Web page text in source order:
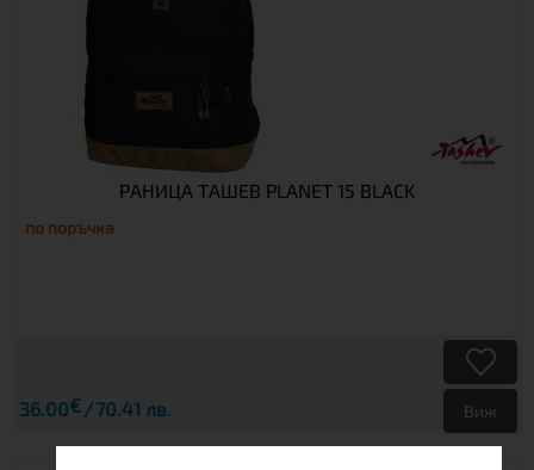
РАНИЦА ТАШЕВ PLANET 15 BLACK
по поръчка
36.00€ 70.41 лв. Виж